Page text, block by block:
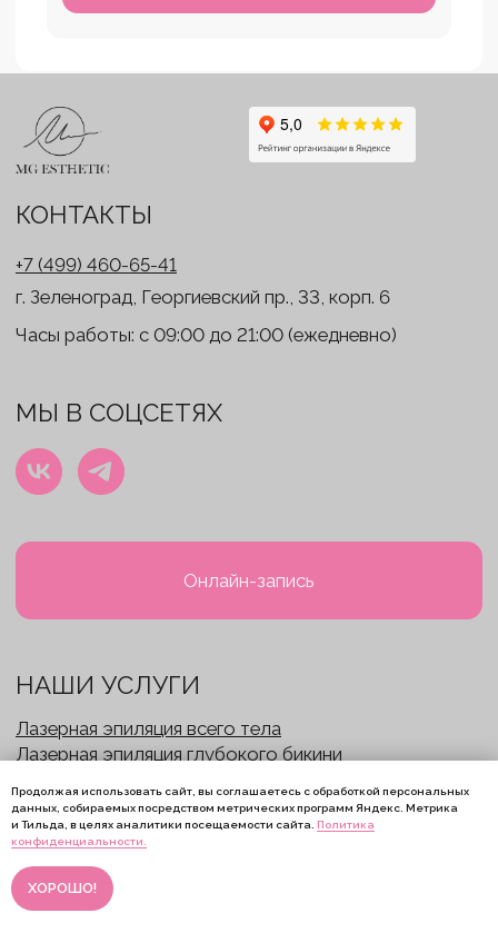
Продолжая использовать сайт, вы соглашаетесь с обработкой персональных
данных, собираемых посредством метрических программ Яндекс. Метрика
и Тильда, в целях аналитики посещаемости сайта. Политика
конфиденциальности.
ХОРОШО!
Онлайн-